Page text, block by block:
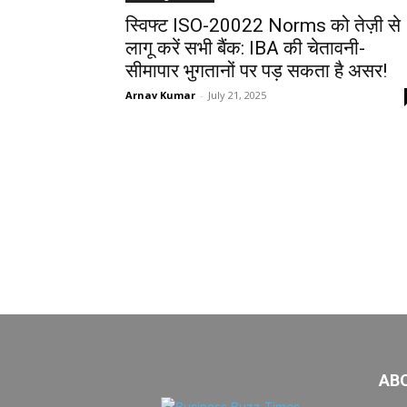
स्विफ्ट ISO-20022 Norms को तेज़ी से
लागू करें सभी बैंक: IBA की चेतावनी-
सीमापार भुगतानों पर पड़ सकता है असर!
Arnav Kumar - July 21, 2025